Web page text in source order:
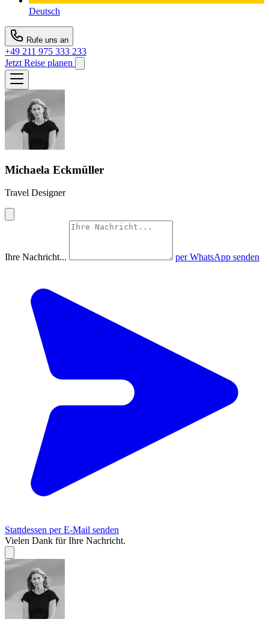
Deutsch
Rufe uns an
+49 211 975 333 233
Jetzt Reise planen
Michaela Eckmüller
Travel Designer
Ihre Nachricht... per WhatsApp senden
Stattdessen per E-Mail senden
Vielen Dank für Ihre Nachricht.